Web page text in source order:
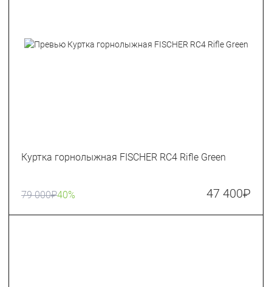
Куртка горнолыжная FISCHER RC4 Rifle Green
79 000₽40% 47 400₽